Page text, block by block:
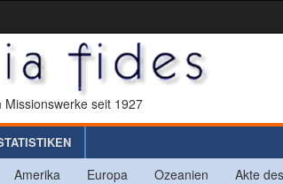
seit 1927
Amerika Europa Ozeanien Akte